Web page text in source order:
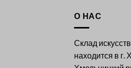
О НАС
Склад
находится в г.